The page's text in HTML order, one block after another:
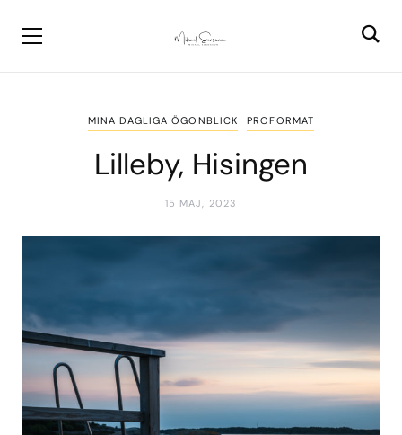
MINA DAGLIGA ÖGONBLICK PROFORMAT
Lilleby, Hisingen
15 MAJ, 2023